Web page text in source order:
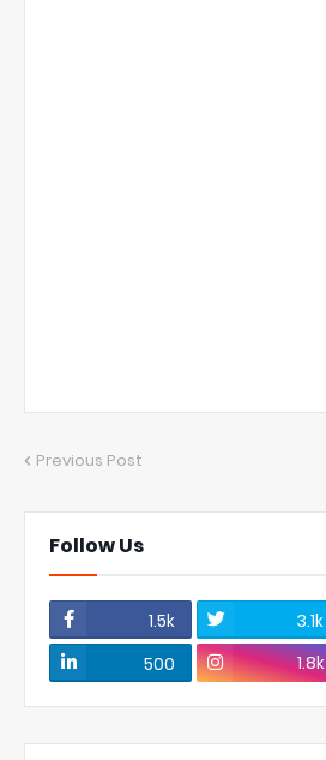
Previous Post
Follow Us
1.5k 3.1k
500
1.8k